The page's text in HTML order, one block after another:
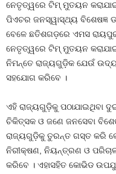
ନେତୃତ୍ୱରେ ଟିମ୍ ମୁତୟନ
ପିଏଚର ଜନସ୍ୱାସ୍ଥ୍ୟ ବିଶେଷଜ୍ଞ
ବେଳେ ଛତିଶଗଡ଼ରେ ଏମସ
ନେତୃତ୍ୱରେ ଟିମ୍ ମୁତୟନ
ନିମନ୍ତେ ରାଜ୍ୟଗୁଡ଼ିକ ଯେଉଁ
ସହଯୋଗ କରିବେ ।
ଏହି ରାଜ୍ୟଗୁଡ଼ିକୁ ପଠାଯାଇଥିବା
ଚିକିତ୍ସକ ଓ ଜଣେ ଜନସେବା
ରାଜ୍ୟଗୁଡ଼ିକୁ ତୁରନ୍ତ ଗସ୍ତ କରି
ନିରୀକ୍ଷଣ, ନିୟନ୍ତ୍ରଣ ଓ
କରିବେ । ଏହାସହିତ କୋଭିଡ